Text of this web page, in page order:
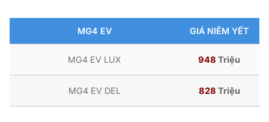
MG4 EV GIÁ NIÊM YẾT
MG4 EV LUX 948 Triệu
MG4 EV DEL 828 Triệu